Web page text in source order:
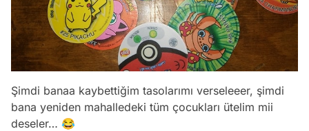
Şimdi banaa kaybettiğim tasolarımı verseleeer, şimdi
bana yeniden mahalledeki tüm çocukları ütelim mii
deseler… 😂